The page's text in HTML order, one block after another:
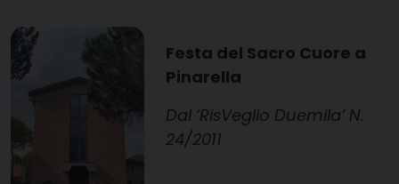
Festa del Sacro Cuore a
Pinarella
Dal ‘RisVeglio Duemila’ N.
24/2011